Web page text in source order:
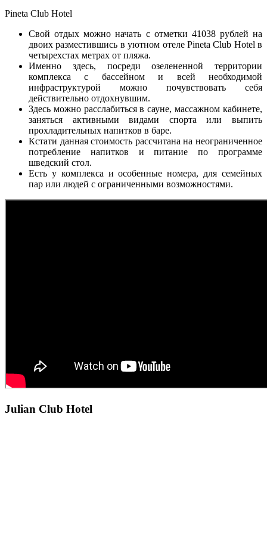
Pineta Club Hotel
Свой отдых можно начать с отметки 41038 рублей на
двоих разместившись в уютном отеле Pineta Club Hotel в
четырехстах метрах от пляжа.
Именно здесь, посреди озелененной территории
комплекса с бассейном и всей необходимой
инфраструктурой можно почувствовать себя
действительно отдохнувшим.
Здесь можно расслабиться в сауне, массажном кабинете,
заняться активными видами спорта или выпить
прохладительных напитков в баре.
Кстати данная стоимость рассчитана на неограниченное
потребление напитков и питание по программе
шведский стол.
Есть у комплекса и особенные номера, для семейных
пар или людей с ограниченными возможностями.
Julian Club Hotel